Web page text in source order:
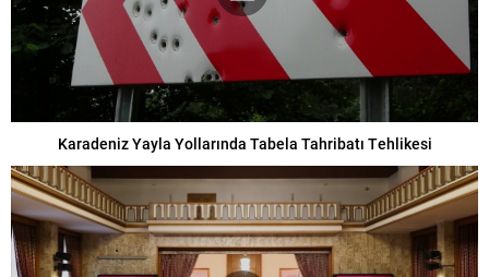
Karadeniz Yayla Yollarında Tabela Tahribatı Tehlikesi